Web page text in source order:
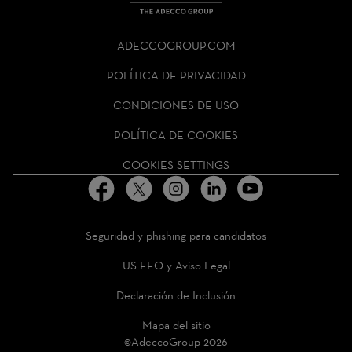
GROUP
HOMEPAGE
ADECCOGROUP.COM
POLÍTICA DE PRIVACIDAD
CONDICIONES DE USO
POLÍTICA DE COOKIES
COOKIES SETTINGS
Seguridad y phishing para candidatos
US EEO y Aviso Legal
Declaración de Inclusión
Mapa del sitio
©AdeccoGroup 2026